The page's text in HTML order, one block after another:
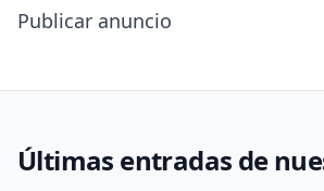
Publicar anuncio
Últimas entradas de